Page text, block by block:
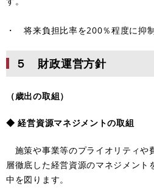
・ 将来負担比率を200％程度に抑制
５ 財政運営方針
（歳出の取組）
◆ 経営資源マネジメントの取組
施策や事業等のプライオリティや
層徹底した経営資源のマネジメン
中を図ります。